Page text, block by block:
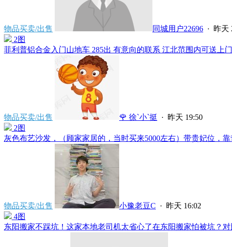
物品买卖/出售 同城用户22696 · 昨天
2图
菲利普铝合金入门山地车 285出 有意向的联系 江北范围内可送上
物品买卖/出售 🌹 徐`小`挺 · 昨天 19:50
2图
灰色布艺沙发，（顾家家居的，当时买来5000左右）带贵妃位，
物品买卖/出售 小豫老豆C · 昨天 16:02
4图
东阳搬家不踩坑！这家本地老司机太省心了在东阳搬家怕被坑？对